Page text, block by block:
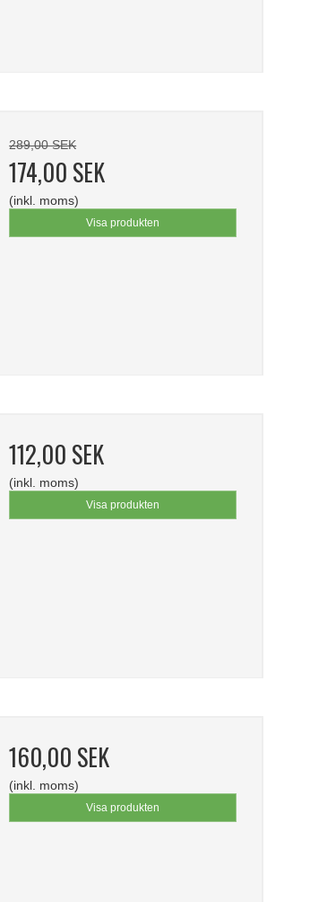
289,00 SEK
174,00 SEK
(inkl. moms)
Visa produkten
112,00 SEK
(inkl. moms)
Visa produkten
160,00 SEK
(inkl. moms)
Visa produkten